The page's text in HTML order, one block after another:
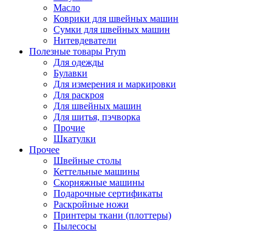
Масло
Коврики для швейных машин
Сумки для швейных машин
Нитевдеватели
Полезные товары Prym
Для одежды
Булавки
Для измерения и маркировки
Для раскроя
Для швейных машин
Для шитья, пэчворка
Прочие
Шкатулки
Прочее
Швейные столы
Кеттельные машины
Скорняжные машины
Подарочные сертификаты
Раскройные ножи
Принтеры ткани (плоттеры)
Пылесосы